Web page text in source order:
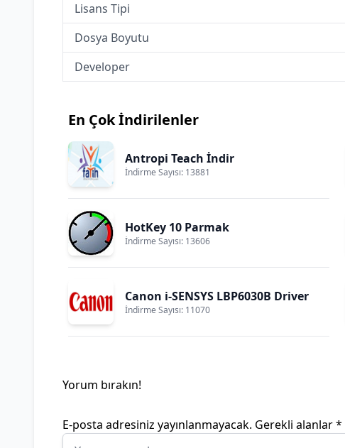
Lisans Tipi
Dosya Boyutu
Developer
En Çok İndirilenler
Antropi Teach İndir
İndirme Sayısı: 13881
HotKey 10 Parmak
İndirme Sayısı: 13606
Canon i-SENSYS LBP6030B Driver
İndirme Sayısı: 11070
Yorum bırakın!
E-posta adresiniz yayınlanmayacak. Gerekli alanlar*